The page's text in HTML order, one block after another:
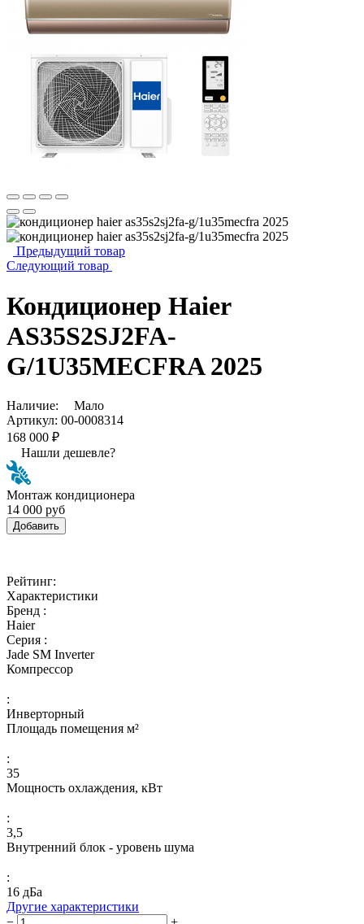
Предыдущий товар
Следующий товар
Кондиционер Haier
AS35S2SJ2FA-
G/1U35MECFRA 2025
Наличие:
Мало
Артикул: 00-0008314
168 000 ₽
Нашли дешевле?
Монтаж кондиционера
14 000 руб
Добавить
Рейтинг:
Характеристики
Бренд :
Haier
Серия :
Jade SM Inverter
Компрессор
:
Инверторный
Площадь помещения м²
:
35
Мощность охлаждения, кВт
:
3,5
Внутренний блок - уровень шума
:
16 дБа
Другие характеристики